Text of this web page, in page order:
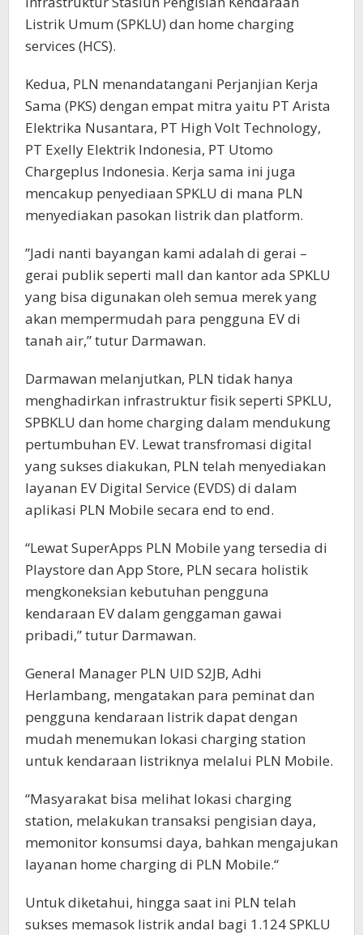
Listrik Umum (SPKLU) dan home charging
services (HCS).
Kedua, PLN menandatangani Perjanjian Kerja
Sama (PKS) dengan empat mitra yaitu PT Arista
Elektrika Nusantara, PT High Volt Technology,
PT Exelly Elektrik Indonesia, PT Utomo
Chargeplus Indonesia. Kerja sama ini juga
mencakup penyediaan SPKLU di mana PLN
menyediakan pasokan listrik dan platform.
”Jadi nanti bayangan kami adalah di gerai –
gerai publik seperti mall dan kantor ada SPKLU
yang bisa digunakan oleh semua merek yang
akan mempermudah para pengguna EV di
tanah air,” tutur Darmawan.
Darmawan melanjutkan, PLN tidak hanya
menghadirkan infrastruktur fisik seperti SPKLU,
SPBKLU dan home charging dalam mendukung
pertumbuhan EV. Lewat transfromasi digital
yang sukses diakukan, PLN telah menyediakan
layanan EV Digital Service (EVDS) di dalam
aplikasi PLN Mobile secara end to end.
“Lewat SuperApps PLN Mobile yang tersedia di
Playstore dan App Store, PLN secara holistik
mengkoneksian kebutuhan pengguna
kendaraan EV dalam genggaman gawai
pribadi,” tutur Darmawan.
General Manager PLN UID S2JB, Adhi
Herlambang, mengatakan para peminat dan
pengguna kendaraan listrik dapat dengan
mudah menemukan lokasi charging station
untuk kendaraan listriknya melalui PLN Mobile.
“Masyarakat bisa melihat lokasi charging
station, melakukan transaksi pengisian daya,
memonitor konsumsi daya, bahkan mengajukan
layanan home charging di PLN Mobile.“
Untuk diketahui, hingga saat ini PLN telah
sukses memasok listrik andal bagi 1.124 SPKLU